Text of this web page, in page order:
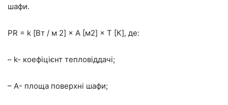
шафи.
PR = k [Вт / м 2] × A [м2] × T [К], де:
– k- коефіцієнт тепловіддачі;
– А- площа поверхні шафи;